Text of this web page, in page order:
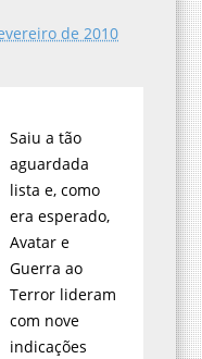
de 2010
Saiu a tão
aguardada
lista e, como
era esperado,
Avatar e
Guerra ao
Terror lideram
com nove
indicações